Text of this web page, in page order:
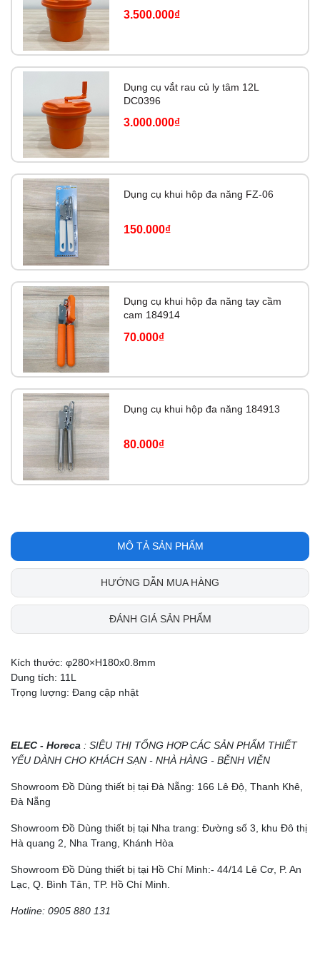
3.500.000₫
Dụng cụ vắt rau củ ly tâm 12L
DC0396
3.000.000₫
Dụng cụ khui hộp đa năng FZ-06
150.000₫
Dụng cụ khui hộp đa năng tay cầm
cam 184914
70.000₫
Dụng cụ khui hộp đa năng 184913
80.000₫
MÔ TẢ SẢN PHẨM
HƯỚNG DẪN MUA HÀNG
ĐÁNH GIÁ SẢN PHẨM
Kích thước: φ280×H180x0.8mm
Dung tích: 11L
Trọng lượng: Đang cập nhật
ELEC - Horeca : SIÊU THỊ TỔNG HỢP CÁC SẢN PHẨM THIẾT
YẾU DÀNH CHO KHÁCH SẠN - NHÀ HÀNG - BỆNH VIỆN
Showroom Đồ Dùng thiết bị tại Đà Nẵng: 166 Lê Độ, Thanh Khê,
Đà Nẵng
Showroom Đồ Dùng thiết bị tại Nha trang: Đường số 3, khu Đô thị
Hà quang 2, Nha Trang, Khánh Hòa
Showroom Đồ Dùng thiết bị tại Hồ Chí Minh:- 44/14 Lê Cơ, P. An
Lạc, Q. Bình Tân, TP. Hồ Chí Minh.
Hotline: 0905 880 131